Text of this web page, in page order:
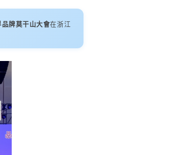
牌莫干山大會在浙江